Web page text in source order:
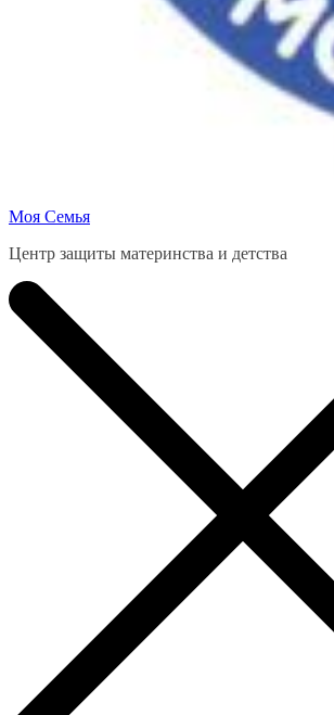
Моя Семья
Центр защиты материнства и детства